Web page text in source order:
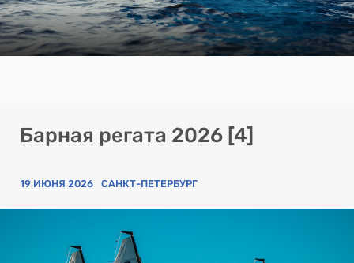
Барная регата 2026 [4]
19 ИЮНЯ 2026 САНКТ-ПЕТЕРБУРГ